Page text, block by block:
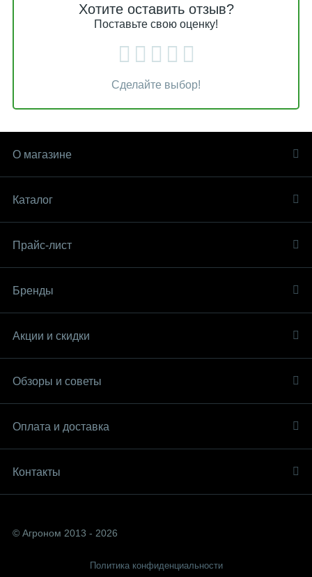
Хотите оставить отзыв?
Поставьте свою оценку!
Сделайте выбор!
О магазине
Каталог
Прайс-лист
Бренды
Акции и скидки
Обзоры и советы
Оплата и доставка
Контакты
© Агроном 2013 - 2026
Политика конфиденциальности